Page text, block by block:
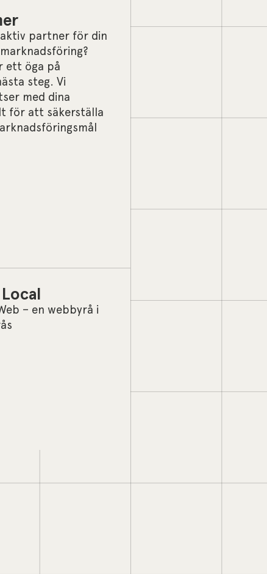
partner för din
ett öga på
steg. Vi
med dina
för att säkerställa
– en webbyrå i